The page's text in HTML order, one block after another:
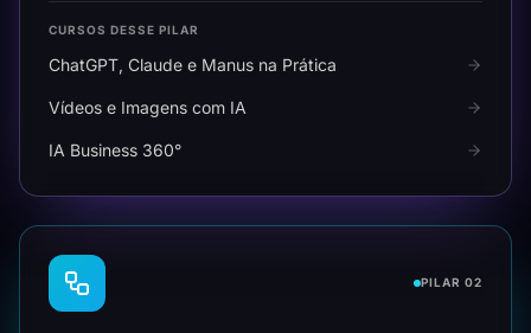
CURSOS DESSE PILAR
ChatGPT, Claude e Manus na Prática
Vídeos e Imagens com IA
IA Business 360°
PILAR 02